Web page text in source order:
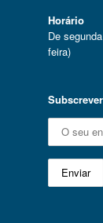
Horário
De
feira)